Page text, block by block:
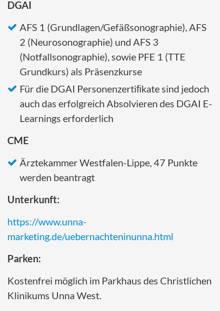
DGAI
AFS 1 (Grundlagen/Gefäßsonographie), AFS
2 (Neurosonographie) und AFS 3
(Notfallsonographie), sowie PFE 1 (TTE
Grundkurs) als Präsenzkurse
Für die DGAI Personenzertiﬁkate sind jedoch
auch das erfolgreich Absolvieren des DGAI E-
Learnings erforderlich
CME
Ärztekammer Westfalen-Lippe, 47 Punkte
werden beantragt
Unterkunft:
https://www.unna-
marketing.de/uebernachteninunna.html
Parken:
Kostenfrei möglich im Parkhaus des Christlichen
Klinikums Unna West.